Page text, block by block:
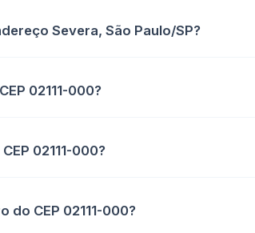
Severa, São Paulo/SP?
02111-000?
02111-000?
do CEP 02111-000?